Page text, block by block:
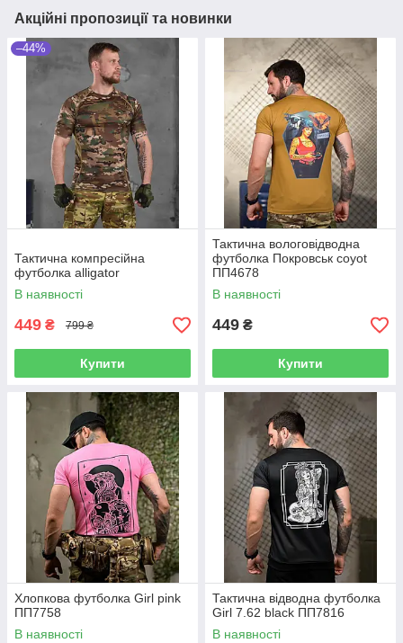
Акційні пропозиції та новинки
–44%
Тактична компресійна
футболка alligator
В наявності
449 ₴ 799 ₴
Купити
Тактична вологовідводна
футболка Покровськ coyot
ПП4678
В наявності
449 ₴
Купити
Хлопкова футболка Girl pink
ПП7758
В наявності
Тактична відводна футболка
Girl 7.62 black ПП7816
В наявності